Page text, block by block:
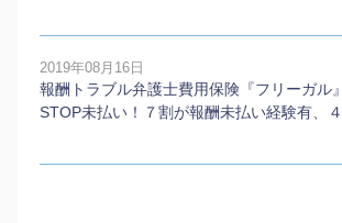
2019年08月16日
報酬トラブル弁護士費用保険『フリーガル
STOP未払い！７割が報酬未払い経験有、